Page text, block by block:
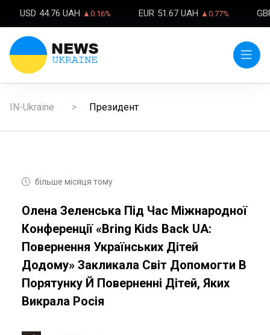
USD 44.76 UAH ▲0.16% EUR 51.67 UAH ▲0.77%
IN-Ukraine Президент
більше місяця тому
Олена Зеленська Під Час Міжнародної
Конференції «Bring Kids Back UA:
Повернення Українських Дітей
Додому» Закликала Світ Допомогти В
Порятунку Й Поверненні Дітей, Яких
Викрала Росія